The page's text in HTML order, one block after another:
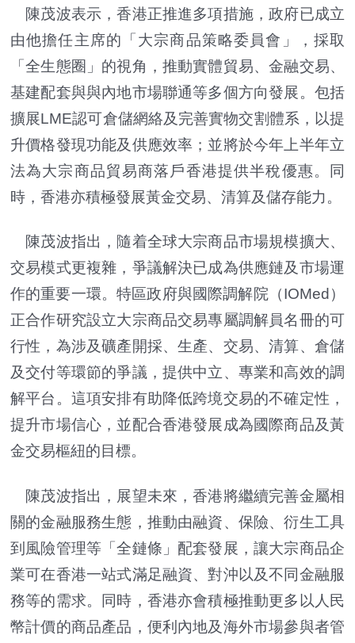
陳茂波表示，香港正推進多項措施，政府已成立
由他擔任主席的「大宗商品策略委員會」，採取
「全生態圈」的視角，推動實體貿易、金融交易、
基建配套與與內地市場聯通等多個方向發展。包括
擴展LME認可倉儲網絡及完善實物交割體系，以提
升價格發現功能及供應效率；並將於今年上半年立
法為大宗商品貿易商落戶香港提供半稅優惠。同
時，香港亦積極發展黃金交易、清算及儲存能力。
陳茂波指出，隨着全球大宗商品市場規模擴大、
交易模式更複雜，爭議解決已成為供應鏈及市場運
作的重要一環。特區政府與國際調解院（IOMed）
正合作研究設立大宗商品交易專屬調解員名冊的可
行性，為涉及礦產開採、生產、交易、清算、倉儲
及交付等環節的爭議，提供中立、專業和高效的調
解平台。這項安排有助降低跨境交易的不確定性，
提升市場信心，並配合香港發展成為國際商品及黃
金交易樞紐的目標。
陳茂波指出，展望未來，香港將繼續完善金屬相
關的金融服務生態，推動由融資、保險、衍生工具
到風險管理等「全鏈條」配套發展，讓大宗商品企
業可在香港一站式滿足融資、對沖以及不同金融服
務等的需求。同時，香港亦會積極推動更多以人民
幣計價的商品產品，便利內地及海外市場參與者管